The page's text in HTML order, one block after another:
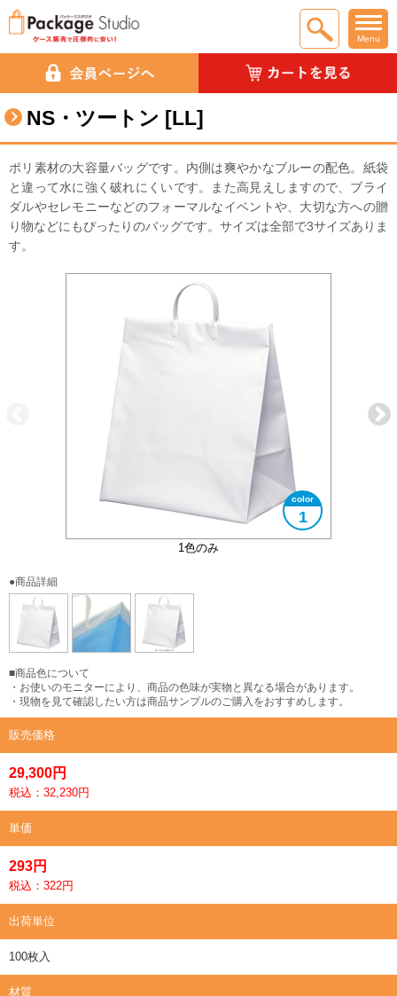
Menu
NS・ツートン [LL]
ポリ素材の大容量バッグです。内側は爽やかなブルーの配色。紙袋
と違って水に強く破れにくいです。また高見えしますので、ブライ
ダルやセレモニーなどのフォーマルなイベントや、大切な方への贈
り物などにもぴったりのバッグです。サイズは全部で3サイズありま
す。
1色のみ
1
内側がブルーです。
●商品詳細
■商品色について
・お使いのモニターにより、商品の色味が実物と異なる場合があります。
・現物を見て確認したい方は商品サンプルのご購入をおすすめします。
販売価格
29,300円
税込：32,230円
単価
293円
税込：322円
出荷単位
100枚入
材質